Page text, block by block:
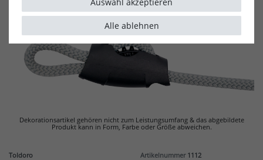
Dekorationsartikel gehören nicht zum Leistungsumfang & das abgebildete
Produkt kann in Form, Farbe oder Größe abweichen.
Toldoro Artikelnummer 1112
Alle ablehnen